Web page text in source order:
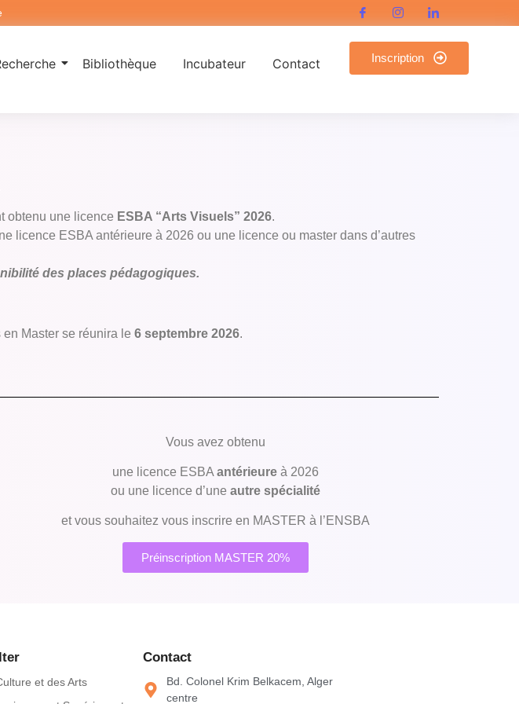
Bibliothèque Incubateur Contact Inscription
obtenu une licence ESBA “Arts Visuels” 2026.
licence ESBA antérieure à 2026 ou une licence ou master dans d’autres
des places pédagogiques.
Master se réunira le 6 septembre 2026.
Vous avez obtenu
une licence ESBA antérieureà 2026
ou une licence d’une autre spécialité
et vous souhaitez vous inscrire en MASTER à l’ENSBA
Préinscription MASTER 20%
et des Arts
Contact
Bd. Colonel Krim Belkacem, Alger
centre